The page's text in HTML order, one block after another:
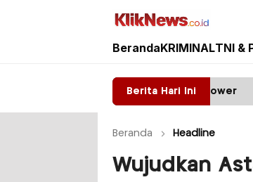
Kliknews.co.id
BerandaKRIMINALTNI &
Berita Hari Ini
Diduga ada Mafia tower
Beranda Headline
Wujudkan